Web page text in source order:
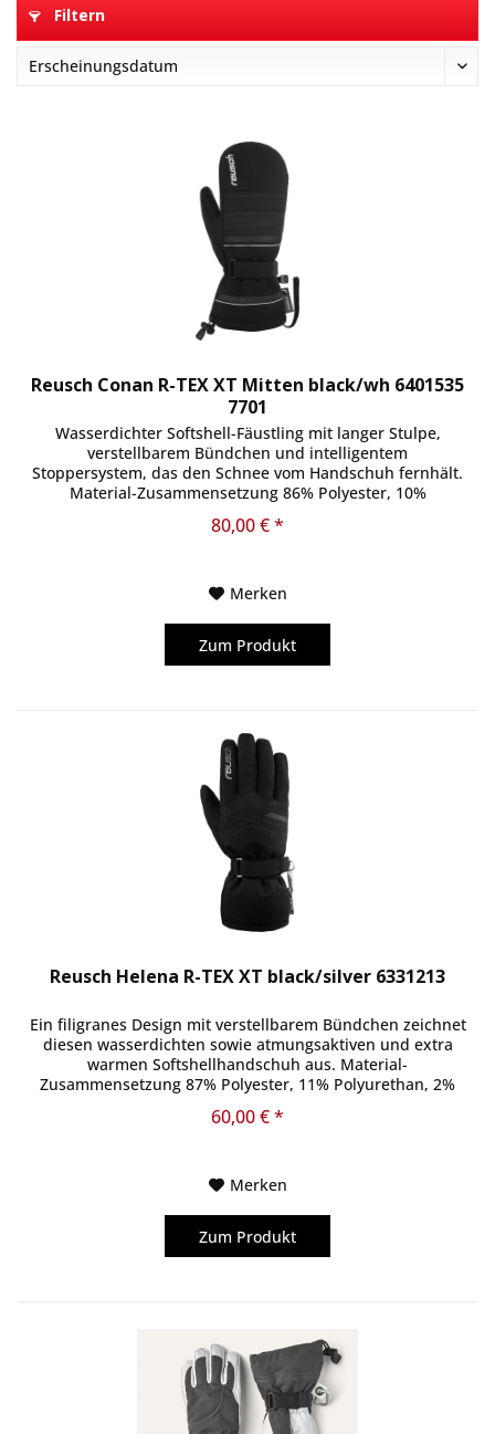
Filtern
Reusch Conan R-TEX XT Mitten black/wh 6401535
7701
Wasserdichter Softshell-Fäustling mit langer Stulpe,
verstellbarem Bündchen und intelligentem
Stoppersystem, das den Schnee vom Handschuh fernhält.
Material-Zusammensetzung 86% Polyester, 10%
80,00 € *
Merken
Zum Produkt
Reusch Helena R-TEX XT black/silver 6331213
Ein filigranes Design mit verstellbarem Bündchen zeichnet
diesen wasserdichten sowie atmungsaktiven und extra
warmen Softshellhandschuh aus. Material-
Zusammensetzung 87% Polyester, 11% Polyurethan, 2%
60,00 € *
Merken
Zum Produkt